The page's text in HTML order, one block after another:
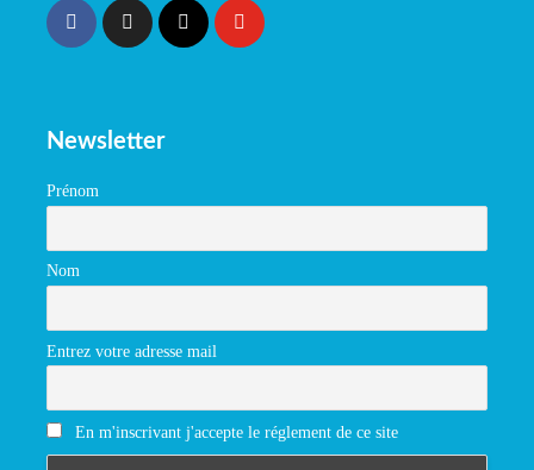
Newsletter
Prénom
Nom
Entrez votre adresse mail
En m'inscrivant j'accepte le réglement de ce site